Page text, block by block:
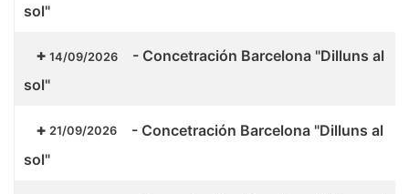
sol"
14/09/2026 - Concetración Barcelona "Dilluns al
sol"
21/09/2026 - Concetración Barcelona "Dilluns al
sol"